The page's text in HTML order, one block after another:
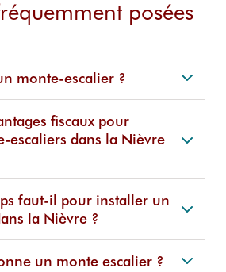
posées
monte-escalier ?
fiscaux pour
escaliers dans la Nièvre
faut-il pour installer un
la Nièvre ?
un monte escalier ?